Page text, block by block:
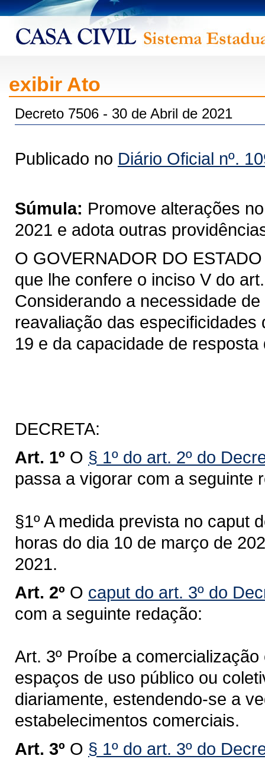
exibir Ato
Decreto 7506 - 30 de Abril de 2021
Publicado no Diário Oficial nº.
Súmula: Promove alterações
2021 e adota outras
O GOVERNADOR DO
que lhe confere o inciso V do
Considerando a necessidade
reavaliação das
19 e da capacidade de
DECRETA:
Art. 1º O § 1º do art. 2º do
passa a vigorar com a seguinte
§1º A medida prevista no caput
horas do dia 10 de março de
2021.
Art. 2º O caput do art. 3º do
com a seguinte redação:
Art. 3º Proíbe a
espaços de uso público ou
diariamente, estendendo-se a
estabelecimentos comerciais.
Art. 3º O § 1º do art. 3º do